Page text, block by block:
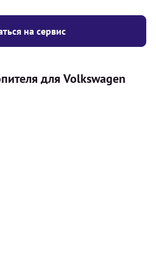
на сервис
для Volkswagen